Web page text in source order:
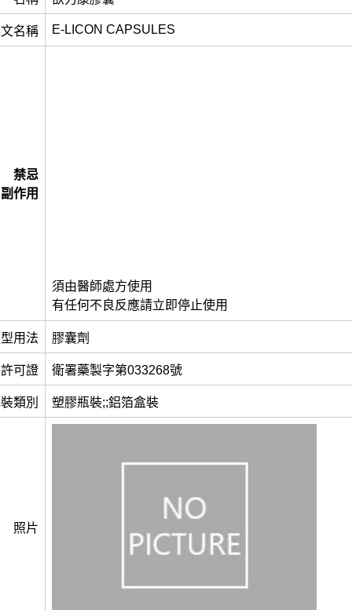
名稱 E-LICON CAPSULES
禁忌
副作用
須由醫師處方使用
有任何不良反應請立即停止使用
用法 膠囊劑
許可證 衛署藥製字第033268號
類別 塑膠瓶裝;;鋁箔盒裝
照片